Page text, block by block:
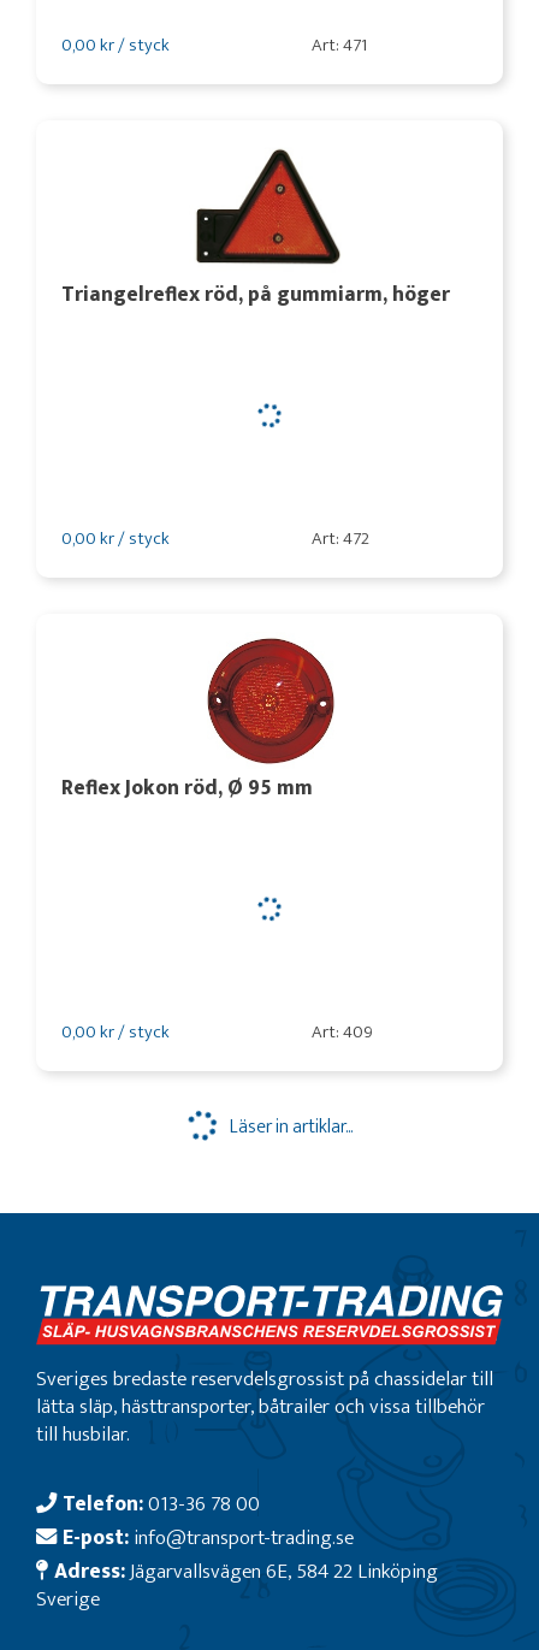
0,00 kr / styck Art: 471
Triangelreflex röd, på gummiarm, höger
0,00 kr / styck Art: 472
Reflex Jokon röd, Ø 95 mm
0,00 kr / styck Art: 409
Läser in artiklar...
Sveriges bredaste reservdelsgrossist på chassidelar till
lätta släp, hästtransporter, båtrailer och vissa tillbehör
till husbilar.
Telefon:013-36 78 00
E-post:info@transport-trading.se
Adress:Jägarvallsvägen 6E, 584 22 Linköping
Sverige